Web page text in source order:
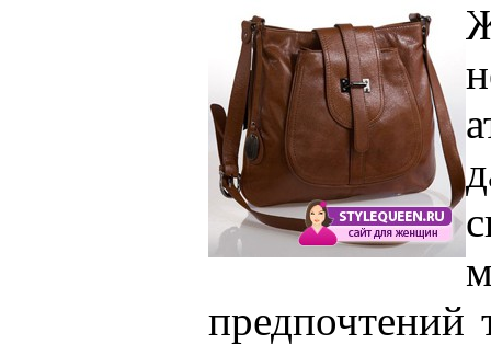
предпочтений